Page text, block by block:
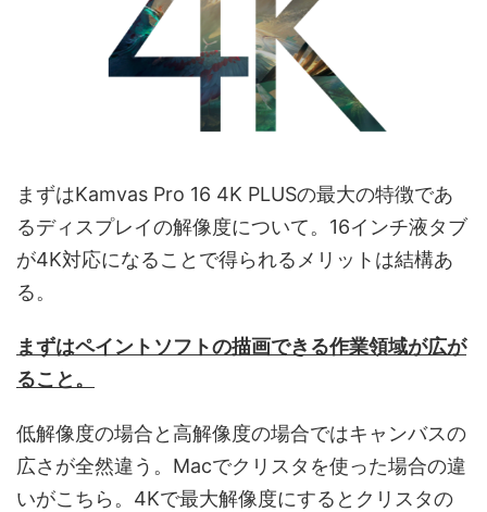
まずはKamvas Pro 16 4K PLUSの最大の特徴であ
るディスプレイの解像度について。16インチ液タブ
が4K対応になることで得られるメリットは結構あ
る。
まずはペイントソフトの描画できる作業領域が広が
ること。
低解像度の場合と高解像度の場合ではキャンバスの
広さが全然違う。Macでクリスタを使った場合の違
いがこちら。4Kで最大解像度にするとクリスタの